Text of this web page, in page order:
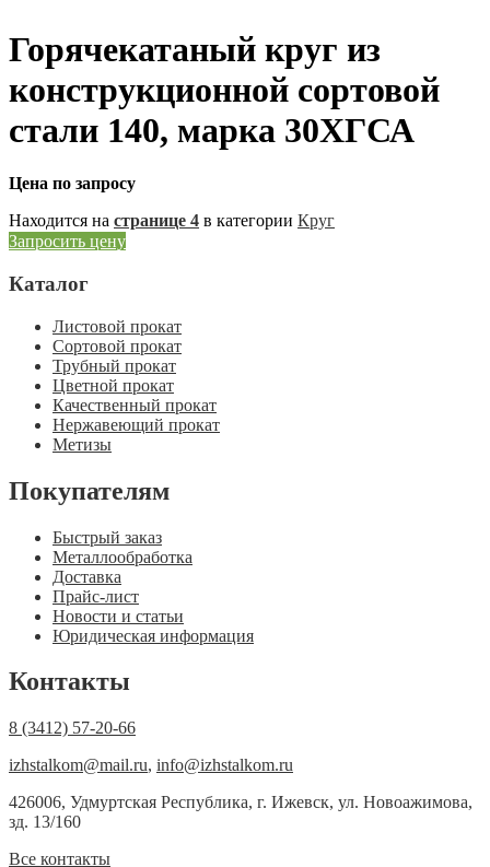
Горячекатаный круг из
конструкционной сортовой
стали 140, марка 30ХГСА
Цена по запросу
Находится на странице 4 в категории Круг
Запросить цену
Каталог
Листовой прокат
Сортовой прокат
Трубный прокат
Цветной прокат
Качественный прокат
Нержавеющий прокат
Метизы
Покупателям
Быстрый заказ
Металлообработка
Доставка
Прайс-лист
Новости и статьи
Юридическая информация
Контакты
8 (3412) 57-20-66
izhstalkom@mail.ru, info@izhstalkom.ru
426006, Удмуртская Республика, г. Ижевск, ул. Новоажимова,
зд. 13/160
Все контакты